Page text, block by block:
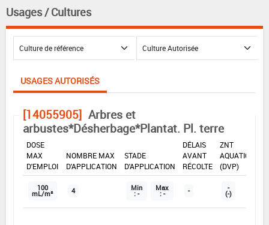
Usages / Cultures
USAGES AUTORISÉS
[14055905] Arbres et
arbustes*Désherbage*Plantat. Pl. terre
DOSE
MAX
D'EMPLOI
NOMBRE MAX
D'APPLICATION
STADE
D'APPLICATION
DÉLAIS
AVANT
RÉCOLTE
ZNT
AQUATIQUE
(DVP)
100
mL/m² 4 Min
: -
Max
: - - -
(-)